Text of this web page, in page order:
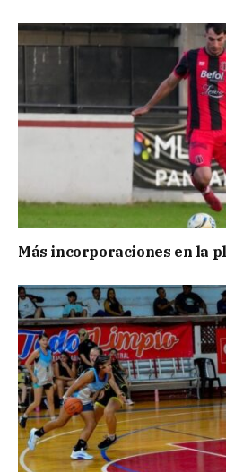
Más incorporaciones en la